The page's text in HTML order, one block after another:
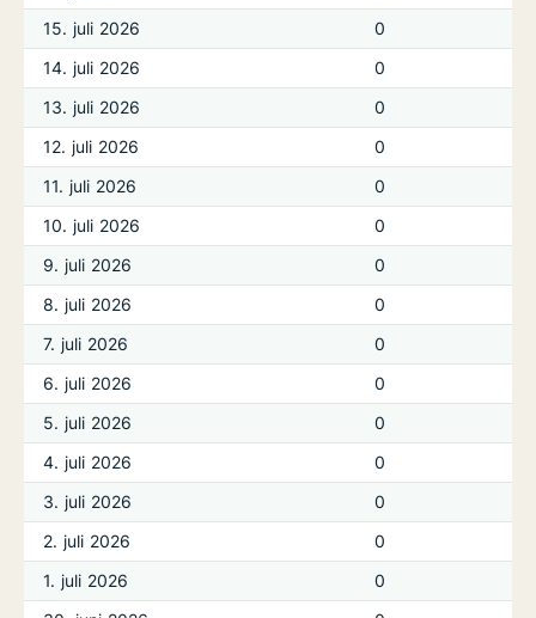
15. juli 2026
0
14. juli 2026
0
13. juli 2026
0
12. juli 2026
0
11. juli 2026
0
10. juli 2026
0
9. juli 2026
0
8. juli 2026
0
7. juli 2026
0
6. juli 2026
0
5. juli 2026
0
4. juli 2026
0
3. juli 2026
0
2. juli 2026
0
1. juli 2026
0